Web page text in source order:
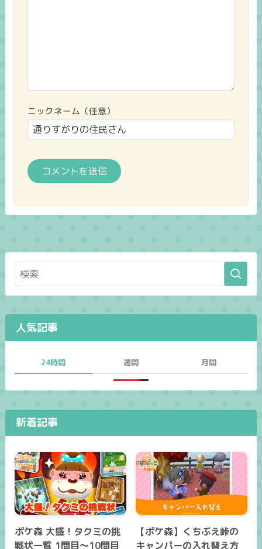
ニックネーム（任意）
人気記事
24時間 週間 月間
新着記事
ポケ森 大盛！タクミの挑
戦状一覧 1問目～10問目
【ポケ森】くちぶえ峠の
キャンパーの入れ替え方